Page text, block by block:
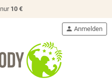
nur10 €
person Anmelden